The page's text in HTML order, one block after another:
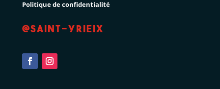
Politique de confidentialité
@Saint-Yrieix